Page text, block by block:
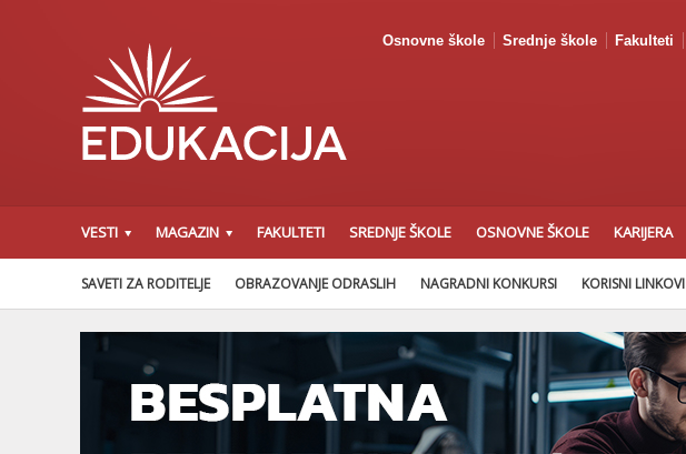
Osnovne škole Srednje škole Fakulteti
VESTI MAGAZIN FAKULTETI SREDNJE ŠKOLE OSNOVNE ŠKOLE KARIJERA
SAVETI ZA RODITELJE OBRAZOVANJE ODRASLIH NAGRADNI KONKURSI KORISNI LINKOVI